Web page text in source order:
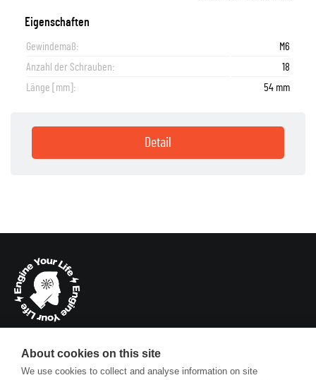
Eigenschaften
Gewindemaß:
M6
Anzahl der Schrauben:
18
Länge [mm]:
54 mm
Detail
Kühtriftweg 3, D-93188 Pielenhofen
About cookies on this site
We use cookies to collect and analyse information on site